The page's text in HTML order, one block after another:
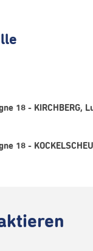
18 - KIRCHBERG,
18 -